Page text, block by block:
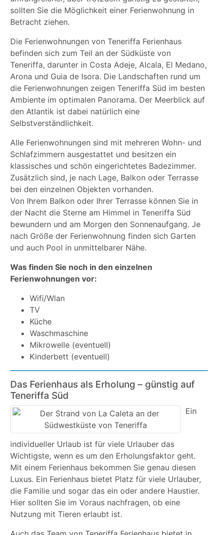
sollten Sie die Möglichkeit einer Ferienwohnung in
Betracht ziehen.
Die Ferienwohnungen von Teneriffa Ferienhaus
befinden sich zum Teil an der Südküste von
Teneriffa, darunter in Costa Adeje, Alcala, El Medano,
Arona und Guia de Isora. Die Landschaften rund um
die Ferienwohnungen zeigen Teneriffa Süd im besten
Ambiente im optimalen Panorama. Der Meerblick auf
den Atlantik ist dabei natürlich eine
Selbstverständlichkeit.
Alle Ferienwohnungen sind mit mehreren Wohn- und
Schlafzimmern ausgestattet und besitzen ein
klassisches und schön eingerichtetes Badezimmer.
Zusätzlich sind, je nach Lage, Balkon oder Terrasse
bei den einzelnen Objekten vorhanden.
Von Ihrem Balkon oder Ihrer Terrasse können Sie in
der Nacht die Sterne am Himmel in Teneriffa Süd
bewundern und am Morgen den Sonnenaufgang. Je
nach Größe der Ferienwohnung finden sich Garten
und auch Pool in unmittelbarer Nähe.
Was finden Sie noch in den einzelnen
Ferienwohnungen vor:
Wifi/Wlan
TV
Küche
Waschmaschine
Mikrowelle (eventuell)
Kinderbett (eventuell)
Das Ferienhaus als Erholung – günstig auf
Teneriffa Süd
Ein
individueller Urlaub ist für viele Urlauber das
Wichtigste, wenn es um den Erholungsfaktor geht.
Mit einem Ferienhaus bekommen Sie genau diesen
Luxus. Ein Ferienhaus bietet Platz für viele Urlauber,
die Familie und sogar das ein oder andere Haustier.
Hier sollten Sie im Voraus nachfragen, ob eine
Nutzung mit Tieren erlaubt ist.